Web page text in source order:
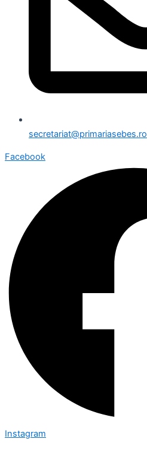
secretariat@primariasebes.ro
Facebook
Instagram